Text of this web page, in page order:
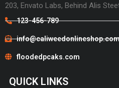
203, Envato Labs, Behind Alis
123-456-789
floodedpcaks.com
QUICK LINKS